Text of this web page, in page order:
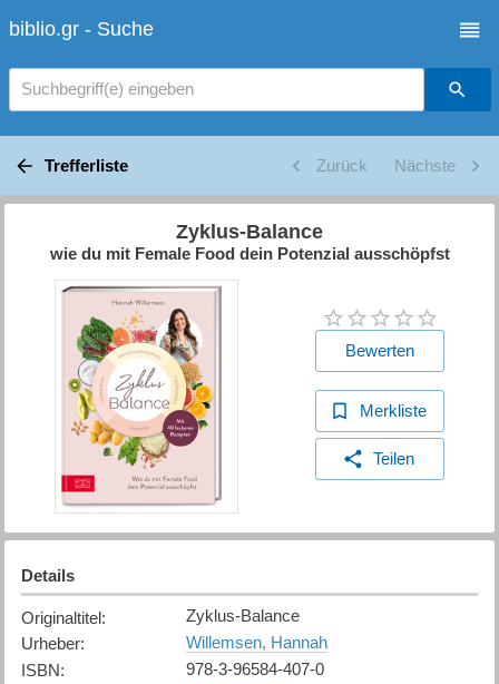
biblio.gr - Suche
Suchbegriff(e) eingeben
Trefferliste Zurück Nächste
Zyklus-Balance
wie du mit Female Food dein Potenzial ausschöpfst
Bewerten
Merkliste
Teilen
Details
Originaltitel:
Zyklus-Balance
Urheber:
Willemsen, Hannah
ISBN:
978-3-96584-407-0